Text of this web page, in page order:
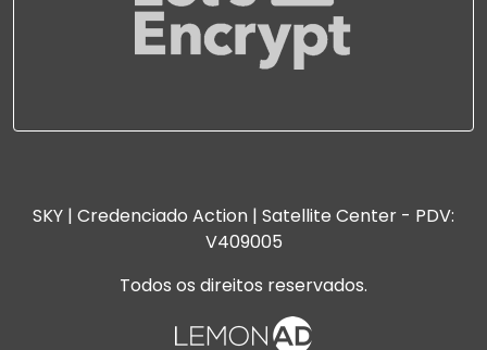
SKY | Credenciado Action | Satellite Center - PDV:
V409005
Todos os direitos reservados.